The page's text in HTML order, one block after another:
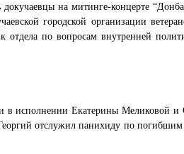
на митинге-концерте
городской организации
по вопросам внутренней
в исполнении Екатерины Меликовой
отслужил панихиду по